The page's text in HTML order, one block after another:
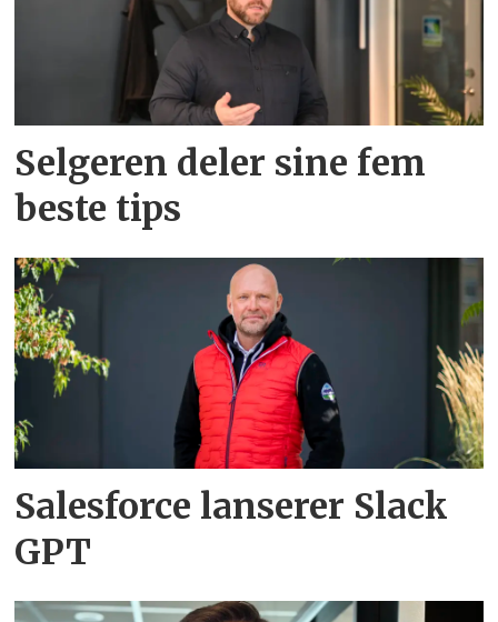
Selgeren deler sine fem
beste tips
Salesforce lanserer Slack
GPT